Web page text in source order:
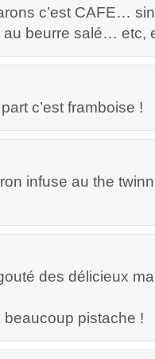
c’est CAFE…
au beurre salé… etc,
c’est framboise !
infuse au the
des délicieux
beaucoup pistache !